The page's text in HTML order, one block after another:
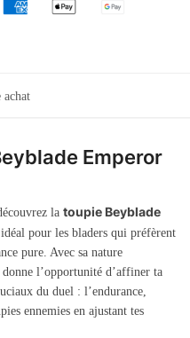
achat
Emperor
la toupie Beyblade
pour les bladers qui préfèrent
pure. Avec sa nature
l’opportunité d’affiner ta
du duel : l’endurance,
ennemies en ajustant tes